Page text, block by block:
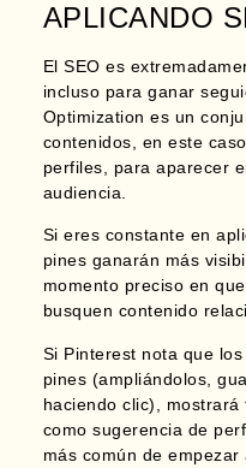
APLICANDO
El SEO es
incluso para ganar
Optimization es un
contenidos, en este
perfiles, para aparecer
audiencia.
Si eres constante en
pines ganarán más
momento preciso en
busquen contenido
Si Pinterest nota que
pines (ampliándolos,
haciendo clic),
como sugerencia de
más común de